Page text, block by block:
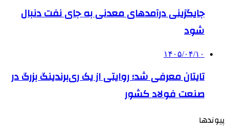
جایگزینی درآمدهای معدنی به جای نفت دنبال
شود
۱۴۰۵/۰۴/۱۰
تایتان معرفی شد؛ روایتی از یک ری‌برندینگ بزرگ در
صنعت فولاد کشور
پیوندها